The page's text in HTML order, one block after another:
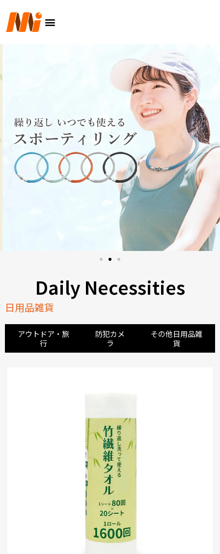
ニ
ュ
Daily Necessities
日用品雑貨
アウトドア・旅
行
防犯カメ
ラ
その他日用品雑
貨